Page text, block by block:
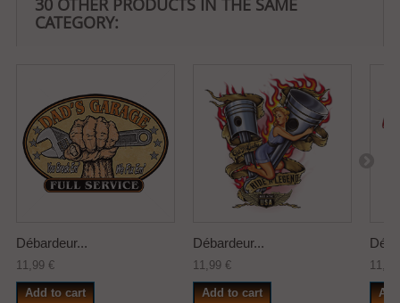
30 OTHER PRODUCTS IN THE SAME
CATEGORY:
Débardeur...
11,99 €
Add to cart
Débardeur...
11,99 €
Add to cart